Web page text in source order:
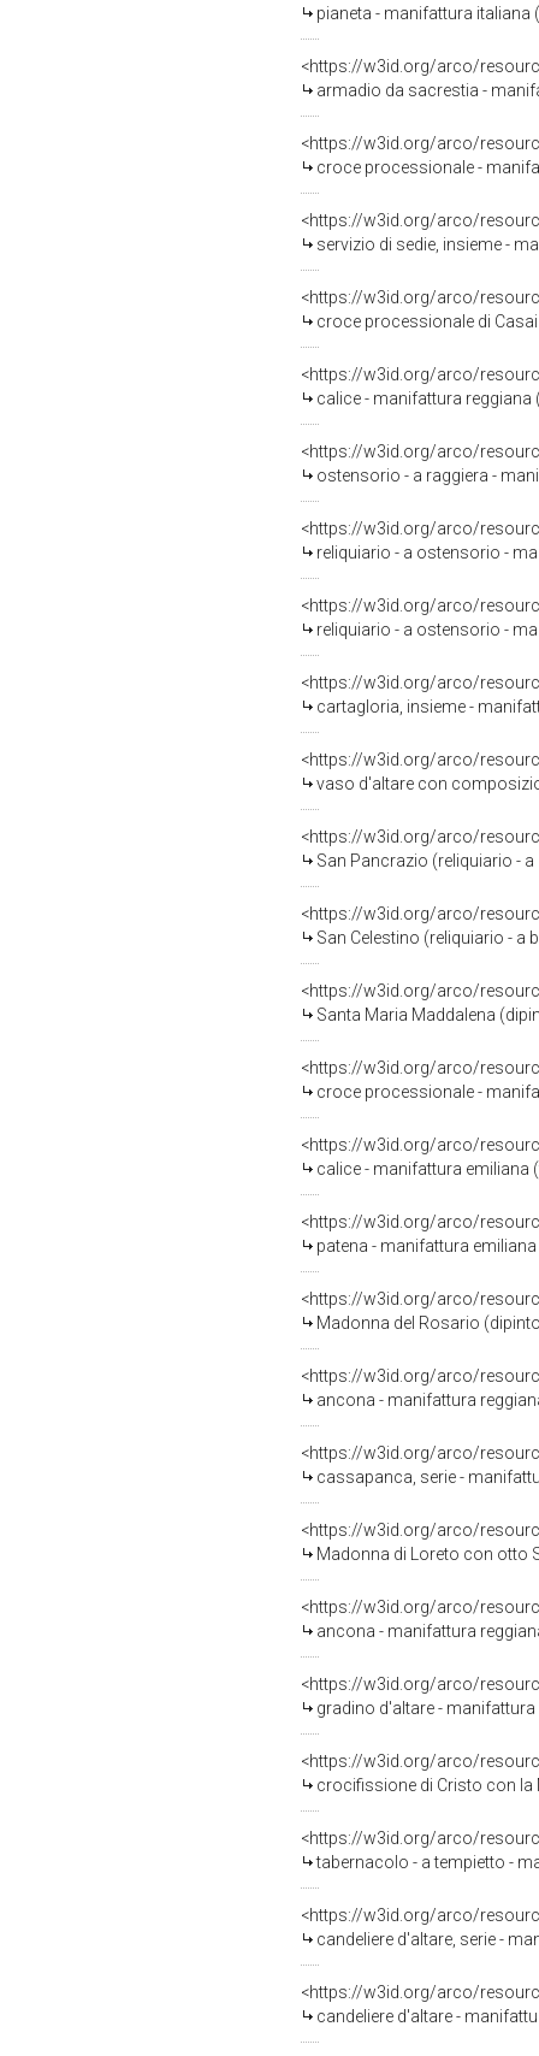
pianeta - manifattura italiana
<https://w3id.org/arco/
armadio da sacrestia -
<https://w3id.org/arco/
croce processionale -
<https://w3id.org/arco/
servizio di sedie, insieme -
<https://w3id.org/arco/
croce processionale di
<https://w3id.org/arco/
calice - manifattura reggiana
<https://w3id.org/arco/
ostensorio - a raggiera -
<https://w3id.org/arco/
reliquiario - a ostensorio -
<https://w3id.org/arco/
reliquiario - a ostensorio -
<https://w3id.org/arco/
cartagloria, insieme -
<https://w3id.org/arco/
vaso d'altare con
<https://w3id.org/arco/
San Pancrazio (reliquiario -
<https://w3id.org/arco/
San Celestino (reliquiario - a
<https://w3id.org/arco/
Santa Maria Maddalena
<https://w3id.org/arco/
croce processionale -
<https://w3id.org/arco/
calice - manifattura emiliana
<https://w3id.org/arco/
patena - manifattura emiliana
<https://w3id.org/arco/
Madonna del Rosario
<https://w3id.org/arco/
ancona - manifattura
<https://w3id.org/arco/
cassapanca, serie -
<https://w3id.org/arco/
Madonna di Loreto con otto
<https://w3id.org/arco/
ancona - manifattura
<https://w3id.org/arco/
gradino d'altare - manifattura
<https://w3id.org/arco/
crocifissione di Cristo con la
<https://w3id.org/arco/
tabernacolo - a tempietto -
<https://w3id.org/arco/
candeliere d'altare, serie -
<https://w3id.org/arco/
candeliere d'altare -